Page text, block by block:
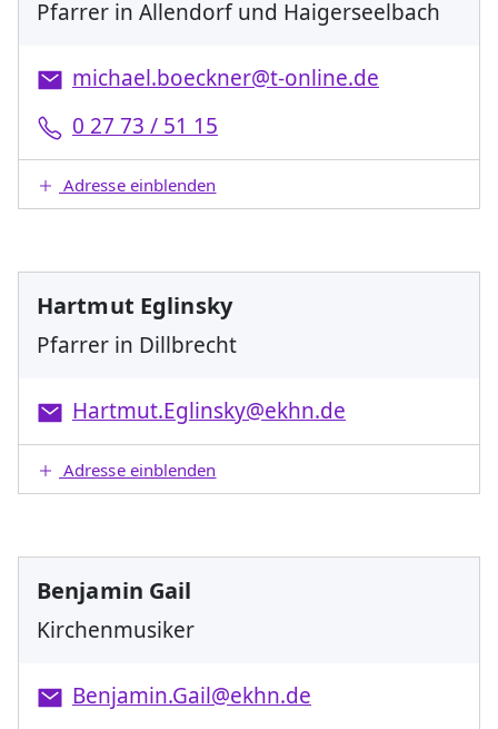
Pfarrer in Allendorf und Haigerseelbach
michael.boeckner@t-online.de
0 27 73 / 51 15
Adresse einblenden
Hartmut Eglinsky
Pfarrer in Dillbrecht
Hartmut.Eglinsky@ekhn.de
Adresse einblenden
Benjamin Gail
Kirchenmusiker
Benjamin.Gail@ekhn.de